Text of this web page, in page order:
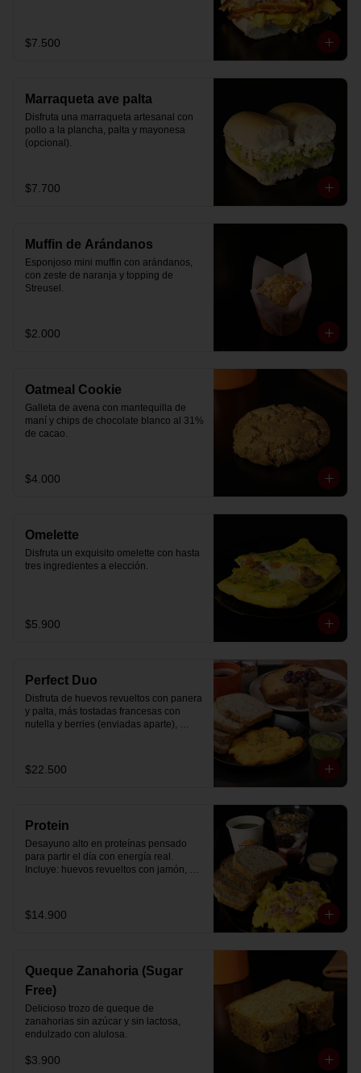
$7.500
Marraqueta ave palta
Disfruta una marraqueta artesanal con
pollo a la plancha, palta y mayonesa
(opcional).
$7.700
Muffin de Arándanos
Esponjoso mini muffin con arándanos,
con zeste de naranja y topping de
Streusel.
$2.000
Oatmeal Cookie
Galleta de avena con mantequilla de
maní y chips de chocolate blanco al 31%
de cacao.
$4.000
Omelette
Disfruta un exquisito omelette con hasta
tres ingredientes a elección.
$5.900
Perfect Duo
Disfruta de huevos revueltos con panera
y palta, más tostadas francesas con
nutella y berries (enviadas aparte),
mermelada de arándanos y granola
hecha en casa.
$22.500
Protein
Desayuno alto en proteínas pensado
para partir el día con energía real.
Incluye: huevos revueltos con jamón,
mermelada de arándanos y granola
receta exclusiva The Breakfast, porción
$14.900
Queque Zanahoria (Sugar
Free)
Delicioso trozo de queque de
zanahorias sin azúcar y sin lactosa,
endulzado con alulosa.
$3.900